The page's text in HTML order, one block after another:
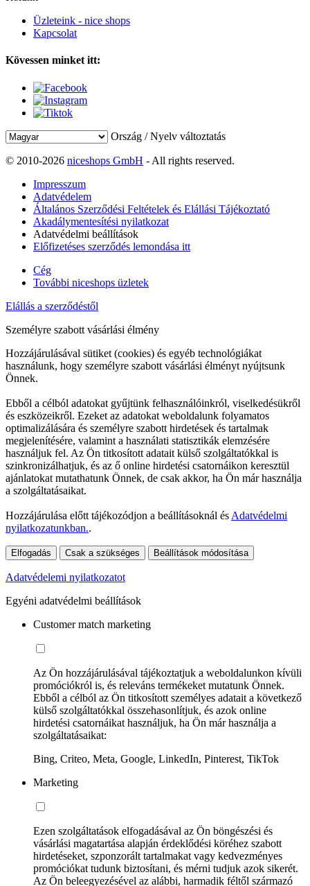
Üzleteink - nice shops
Kapcsolat
Kövessen minket itt:
Ország / Nyelv változtatás
© 2010-2026 niceshops GmbH - All rights reserved.
Impresszum
Adatvédelem
Általános Szerződési Feltételek és Elállási Tájékoztató
Akadálymentesítési nyilatkozat
Adatvédelmi beállítások
Előfizetéses szerződés lemondása itt
Cég
További niceshops üzletek
Elállás a szerződéstől
Személyre szabott vásárlási élmény
Hozzájárulásával sütiket (cookies) és egyéb technológiákat
használunk, hogy személyre szabott vásárlási élményt nyújtsunk
Önnek.
Ebből a célból adatokat gyűjtünk felhasználóinkról, viselkedésükről
és eszközeikről. Ezeket az adatokat weboldalunk folyamatos
optimalizálására és személyre szabott hirdetések és tartalmak
megjelenítésére, valamint a használati statisztikák elemzésére
használjuk fel. Az Ön titkosított adatait külső szolgáltatókkal is
szinkronizálhatjuk, és az ő online hirdetési csatornáikon keresztül
ajánlatokat mutathatunk Önnek, de csak akkor, ha Ön már használja
a szolgáltatásaikat.
Hozzájárulása előtt tájékozódjon a beállításoknál és Adatvédelmi
nyilatkozatunkban..
Elfogadás Csak a szükséges Beállítások módosítása
Adatvédelemi nyilatkozatot
Egyéni adatvédelmi beállítások
Customer match marketing
Az Ön hozzájárulásával tájékoztatjuk a weboldalunkon kívüli
promóciókról is, és releváns termékeket mutatunk Önnek.
Ebből a célból az Ön titkosított személyes adatait a következő
külső szolgáltatókkal összehasonlítjuk, és azok online
hirdetési csatornáikat használjuk, ha Ön már használja a
szolgáltatásaikat:
Bing, Criteo, Meta, Google, LinkedIn, Pinterest, TikTok
Marketing
Ezen szolgáltatások elfogadásával az Ön böngészési és
vásárlási magatartása alapján érdeklődési köréhez szabott
hirdetéseket, szponzorált tartalmakat vagy kedvezményes
promóciókat tudunk biztosítani, és mérni tudjuk azok sikerét.
Az Ön beleegyezésével az alábbi, harmadik féltől származó